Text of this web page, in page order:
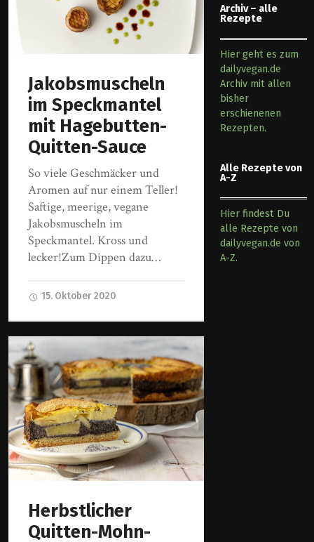
Jakobsmuscheln
im Speckmantel
mit Hagebutten-
Quitten-Sauce
So viele Geschmäcker und
Aromen auf nur einem Teller!
Saftige, meerige, vegane
Jakobsmuscheln im
Speckmantel. Kross und
lecker!Zum Dippen dazu…
15. Oktober 2020
Herbstlicher
Quitten-Mohn-
Archiv – alle
Rezepte
Hier geht es zum
dailyvegan.de
Archiv mit allen
bisher
erschienenen
Rezepten.
Alle Rezepte von
A-Z
Hier findest Du
alle Rezepte von
dailyvegan.de von
A-Z.